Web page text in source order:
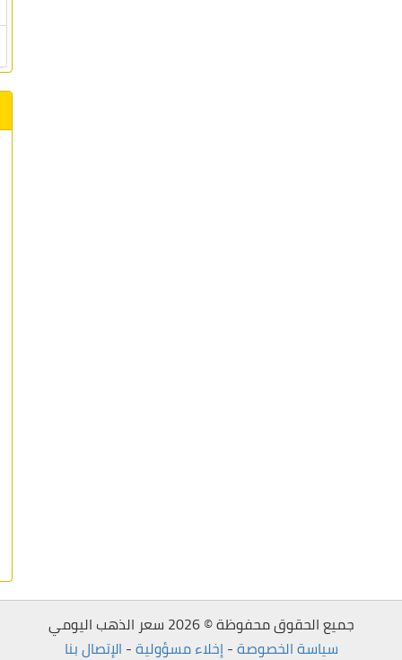
جميع الحقوق محفوظة © 2026 سعر الذهب اليومي
سياسة الخصوصة-إخلاء مسؤولية- الإتصال بنا